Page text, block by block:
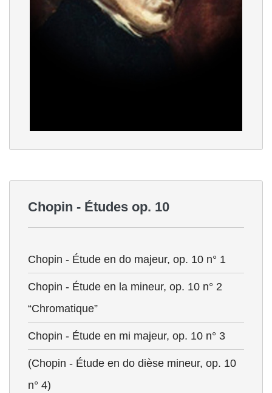
Chopin - Études op. 10
Chopin - Étude en do majeur, op. 10 n° 1
Chopin - Étude en la mineur, op. 10 n° 2
“Chromatique”
Chopin - Étude en mi majeur, op. 10 n° 3
(Chopin - Étude en do dièse mineur, op. 10
n° 4)